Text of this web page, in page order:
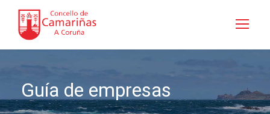
Guía de empresas